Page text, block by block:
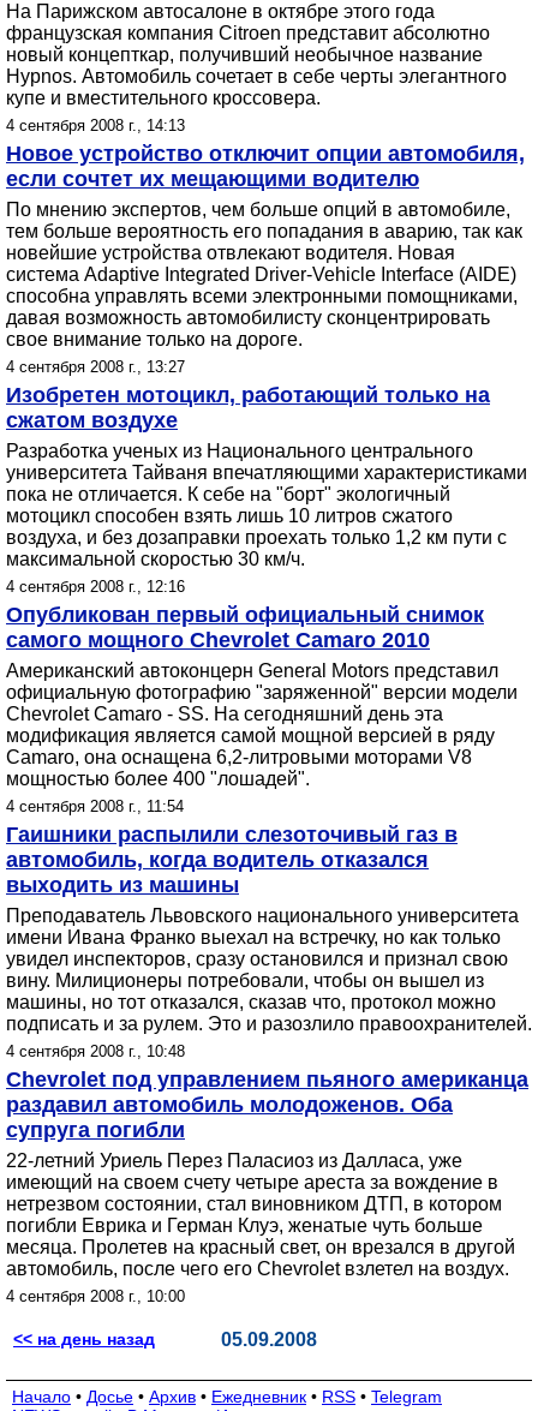
На Парижском автосалоне в октябре этого года
французская компания Citroen представит абсолютно
новый концепткар, получивший необычное название
Hypnos. Автомобиль сочетает в себе черты элегантного
купе и вместительного кроссовера.
4 сентября 2008 г., 14:13
Новое устройство отключит опции автомобиля,
если сочтет их мещающими водителю
По мнению экспертов, чем больше опций в автомобиле,
тем больше вероятность его попадания в аварию, так как
новейшие устройства отвлекают водителя. Новая
система Adaptive Integrated Driver-Vehicle Interface (AIDE)
способна управлять всеми электронными помощниками,
давая возможность автомобилисту сконцентрировать
свое внимание только на дороге.
4 сентября 2008 г., 13:27
Изобретен мотоцикл, работающий только на
сжатом воздухе
Разработка ученых из Национального центрального
университета Тайваня впечатляющими характеристиками
пока не отличается. К себе на "борт" экологичный
мотоцикл способен взять лишь 10 литров сжатого
воздуха, и без дозаправки проехать только 1,2 км пути с
максимальной скоростью 30 км/ч.
4 сентября 2008 г., 12:16
Опубликован первый официальный снимок
самого мощного Chevrolet Camaro 2010
Американский автоконцерн General Motors представил
официальную фотографию "заряженной" версии модели
Chevrolet Camaro - SS. На сегодняшний день эта
модификация является самой мощной версией в ряду
Camaro, она оснащена 6,2-литровыми моторами V8
мощностью более 400 "лошадей".
4 сентября 2008 г., 11:54
Гаишники распылили слезоточивый газ в
автомобиль, когда водитель отказался
выходить из машины
Преподаватель Львовского национального университета
имени Ивана Франко выехал на встречку, но как только
увидел инспекторов, сразу остановился и признал свою
вину. Милиционеры потребовали, чтобы он вышел из
машины, но тот отказался, сказав что, протокол можно
подписать и за рулем. Это и разозлило правоохранителей.
4 сентября 2008 г., 10:48
Chevrolet под управлением пьяного американца
раздавил автомобиль молодоженов. Оба
супруга погибли
22-летний Уриель Перез Паласиоз из Далласа, уже
имеющий на своем счету четыре ареста за вождение в
нетрезвом состоянии, стал виновником ДТП, в котором
погибли Еврика и Герман Клуэ, женатые чуть больше
месяца. Пролетев на красный свет, он врезался в другой
автомобиль, после чего его Chevrolet взлетел на воздух.
4 сентября 2008 г., 10:00
<< на день назад 05.09.2008
Начало • Досье • Архив • Ежедневник • RSS • Telegram